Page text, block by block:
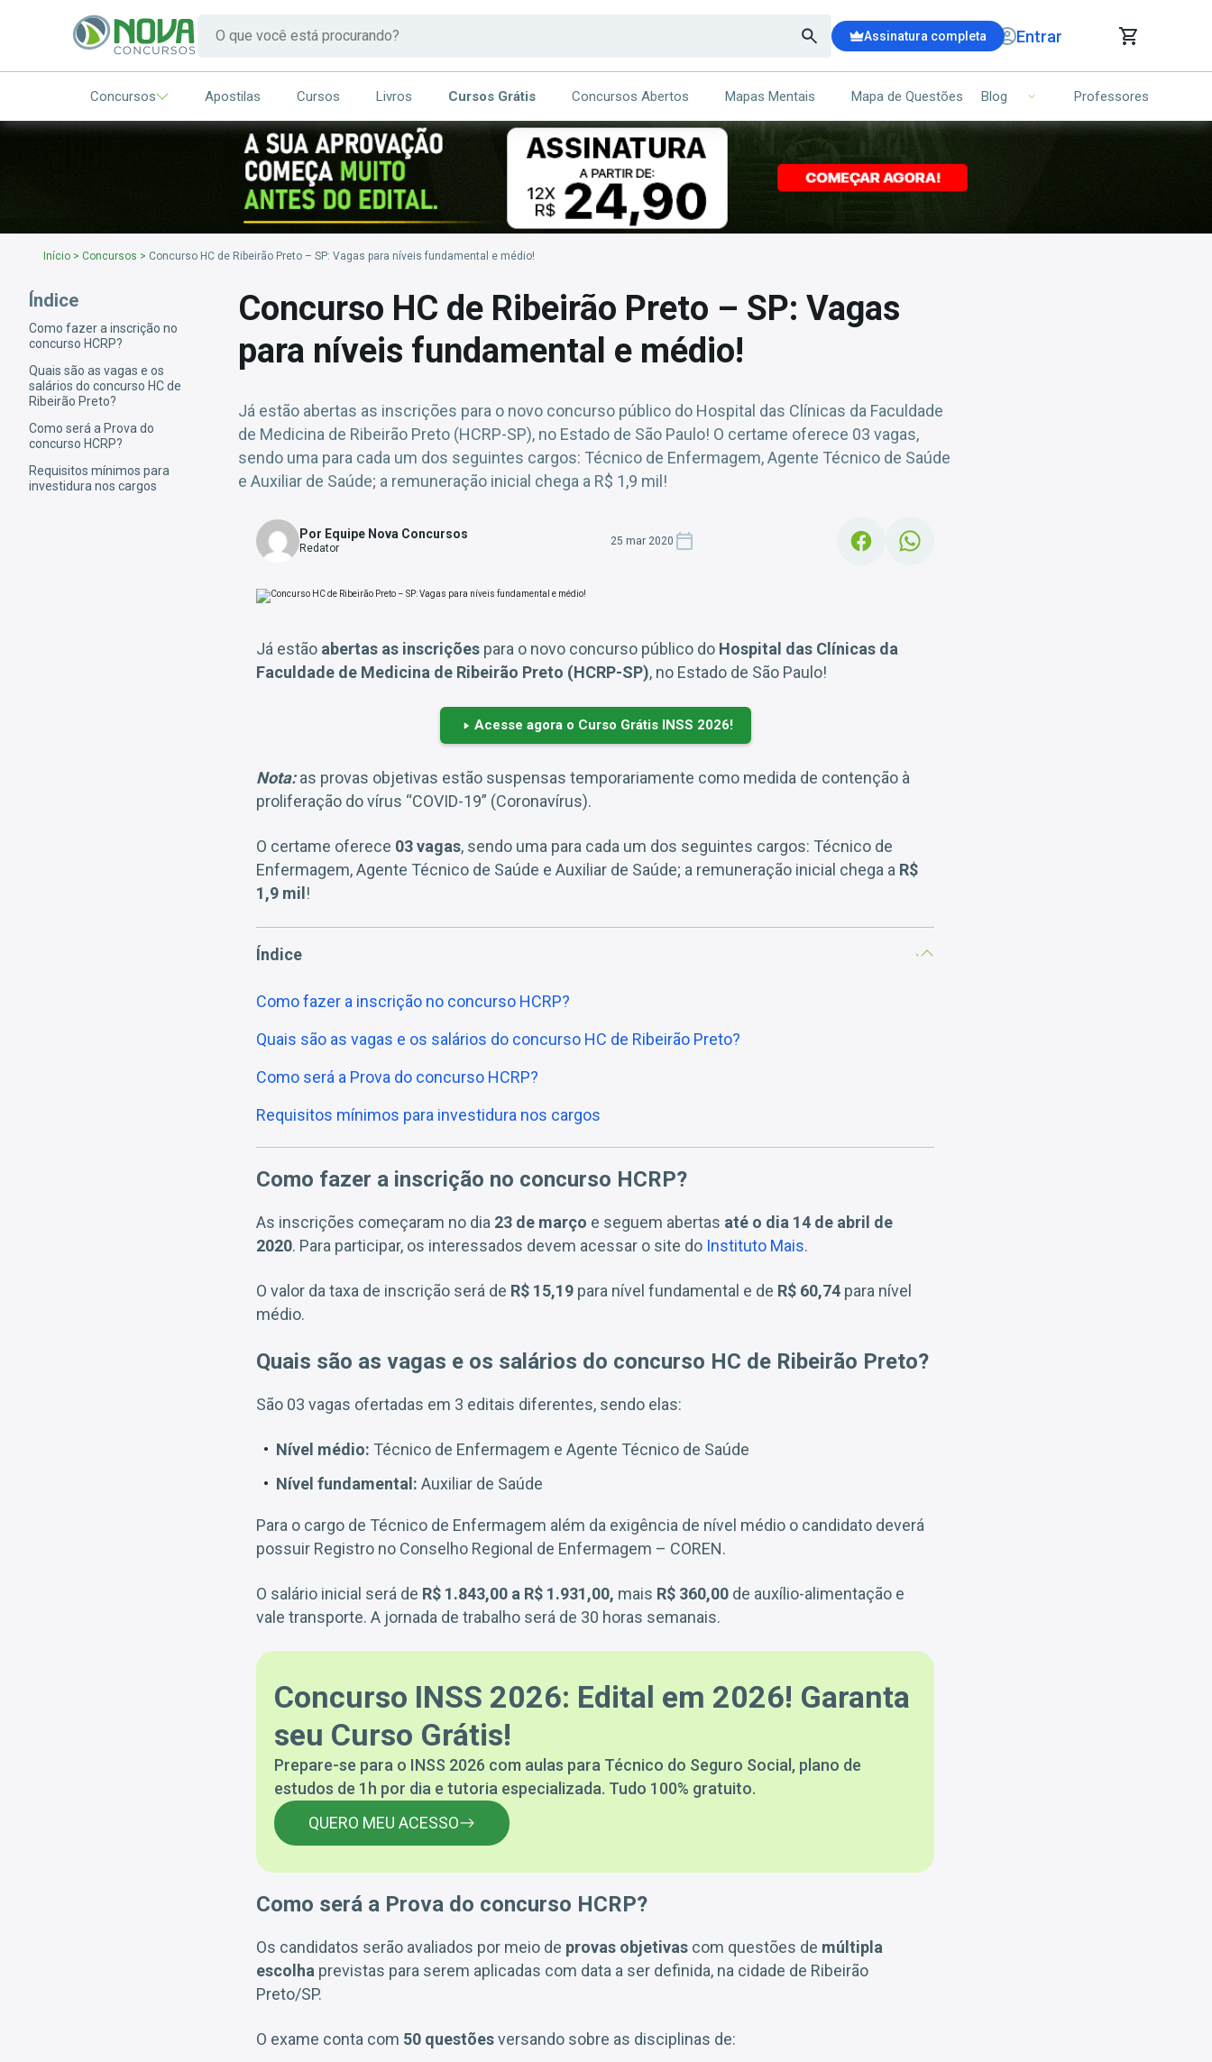
Assinatura completa Entrar
CARRINHO DE COMPRAS
ITENS (00)
Ops!
Seu carrinho ainda está vazio.
Concursos Apostilas Cursos Livros Cursos Grátis Concursos Abertos Mapas Mentais Mapa de Questões Blog Professores
Início > Concursos > Concurso HC de Ribeirão Preto – SP: Vagas para níveis fundamental e médio!
Índice
Como fazer a inscrição no
concurso HCRP?
Quais são as vagas e os
salários do concurso HC de
Ribeirão Preto?
Como será a Prova do
concurso HCRP?
Requisitos mínimos para
investidura nos cargos
Concurso HC de Ribeirão Preto – SP: Vagas
para níveis fundamental e médio!
Já estão abertas as inscrições para o novo concurso público do Hospital das Clínicas da Faculdade
de Medicina de Ribeirão Preto (HCRP-SP), no Estado de São Paulo! O certame oferece 03 vagas,
sendo uma para cada um dos seguintes cargos: Técnico de Enfermagem, Agente Técnico de Saúde
e Auxiliar de Saúde; a remuneração inicial chega a R$ 1,9 mil!
Por Equipe Nova Concursos
Redator
25 mar 2020
Já estão abertas as inscrições para o novo concurso público do Hospital das Clínicas da
Faculdade de Medicina de Ribeirão Preto (HCRP-SP), no Estado de São Paulo!
Acesse agora o Curso Grátis INSS 2026!
Nota:as provas objetivas estão suspensas temporariamente como medida de contenção à
proliferação do vírus “COVID-19” (Coronavírus).
O certame oferece 03 vagas, sendo uma para cada um dos seguintes cargos: Técnico de
Enfermagem, Agente Técnico de Saúde e Auxiliar de Saúde; a remuneração inicial chega a R$
1,9 mil !
Índice
Como fazer a inscrição no concurso HCRP?
Quais são as vagas e os salários do concurso HC de Ribeirão Preto?
Como será a Prova do concurso HCRP?
Requisitos mínimos para investidura nos cargos
Como fazer a inscrição no concurso HCRP?
As inscrições começaram no dia 23 de março e seguem abertas até o dia 14 de abril de
2020. Para participar, os interessados devem acessar o site do Instituto Mais.
O valor da taxa de inscrição será de R$ 15,19 para nível fundamental e de R$ 60,74 para nível
médio.
Quais são as vagas e os salários do concurso HC de Ribeirão Preto?
São 03 vagas ofertadas em 3 editais diferentes, sendo elas:
Nível médio: Técnico de Enfermagem e Agente Técnico de Saúde
Nível fundamental: Auxiliar de Saúde
Para o cargo de Técnico de Enfermagem além da exigência de nível médio o candidato deverá
possuir Registro no Conselho Regional de Enfermagem – COREN.
O salário inicial será de R$ 1.843,00 a R$ 1.931,00, mais R$ 360,00 de auxílio-alimentação e
vale transporte. A jornada de trabalho será de 30 horas semanais.
Concurso INSS 2026: Edital em 2026! Garanta
seu Curso Grátis!
Prepare-se para o INSS 2026 com aulas para Técnico do Seguro Social, plano de
estudos de 1h por dia e tutoria especializada. Tudo 100% gratuito.
QUERO MEU ACESSO
Como será a Prova do concurso HCRP?
Os candidatos serão avaliados por meio de provas objetivas com questões de múltipla
escolha previstas para serem aplicadas com data a ser definida, na cidade de Ribeirão
Preto/SP.
O exame conta com 50 questõesversando sobre as disciplinas de: